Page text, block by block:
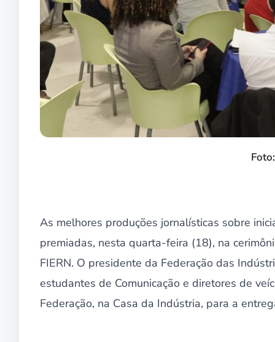
As melhores produções jornalísticas sobre
premiadas, nesta quarta-feira (18), na
FIERN. O presidente da Federação das
estudantes de Comunicação e diretores de
Federação, na Casa da Indústria, para a